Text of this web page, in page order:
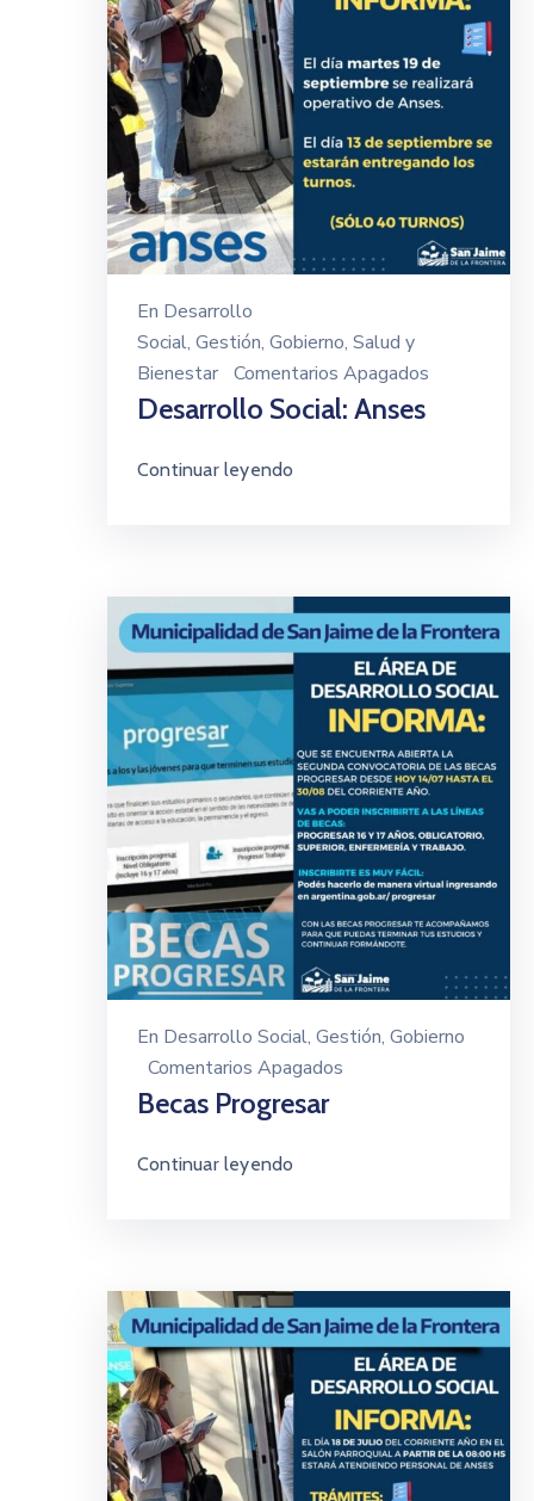
En Desarrollo
Social‚ Gestión‚ Gobierno‚ Salud y
Bienestar Comentarios Apagados
Desarrollo Social: Anses
Continuar leyendo
En Desarrollo Social‚ Gestión‚ Gobierno
Comentarios Apagados
Becas Progresar
Continuar leyendo